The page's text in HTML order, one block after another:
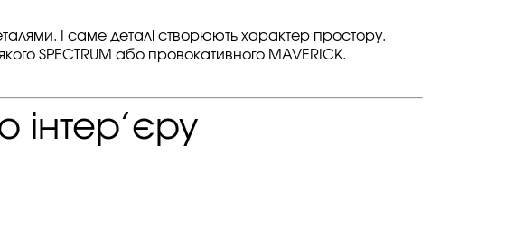
І саме деталі створюють характер простору.
SPECTRUM або провокативного MAVERICK.